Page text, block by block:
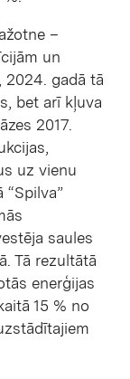
–
un
2024. gadā tā
bet arī kļuva
2017.
uz vienu
saules
Tā rezultātā
enerģijas
15 % no